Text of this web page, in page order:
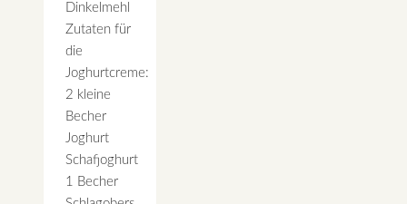
Dinkelmehl
Zutaten für
die
Joghurtcreme:
2 kleine
Becher
Joghurt
Schafjoghurt
1 Becher